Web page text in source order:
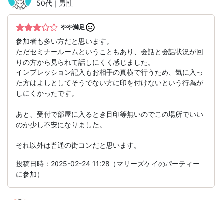
50代｜男性
やや満足
参加者も多い方だと思います。
ただセミナールームということもあり、会話と会話状況が回
りの方から見られて話しにくく感じました。
インプレッション記入もお相手の真横で行うため、気に入っ
た方はよしとしてそうでない方に印を付けないという行為が
しにくかったです。
あと、受付で部屋に入るとき目印等無いのでこの場所でいい
のか少し不安になりました。
それ以外は普通の街コンだと思います。
投稿日時：2025-02-24 11:28（マリーズケイのパーティー
に参加）